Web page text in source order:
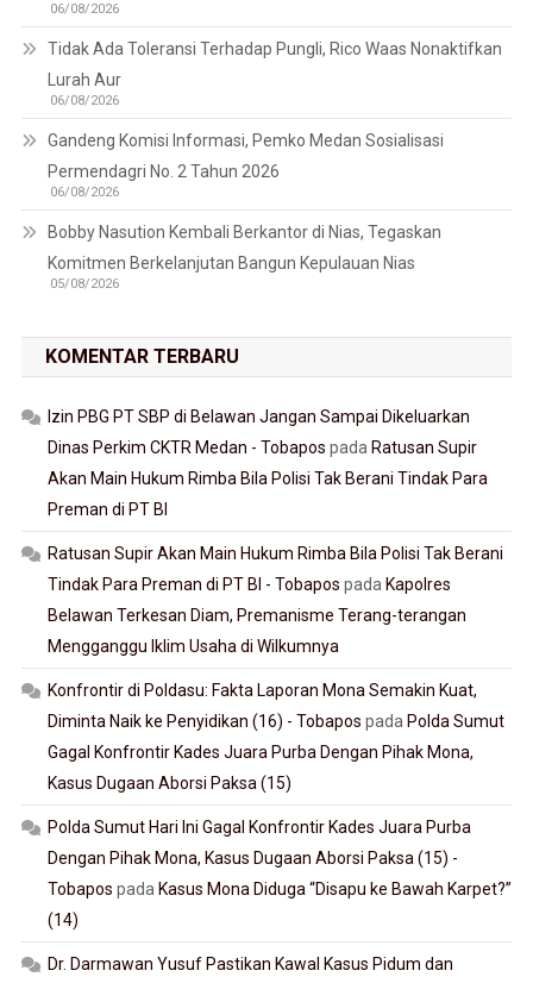
06/08/2026
Tidak Ada Toleransi Terhadap Pungli, Rico Waas Nonaktifkan
Lurah Aur
06/08/2026
Gandeng Komisi Informasi, Pemko Medan Sosialisasi
Permendagri No. 2 Tahun 2026
06/08/2026
Bobby Nasution Kembali Berkantor di Nias, Tegaskan
Komitmen Berkelanjutan Bangun Kepulauan Nias
05/08/2026
KOMENTAR TERBARU
Izin PBG PT SBP di Belawan Jangan Sampai Dikeluarkan
Dinas Perkim CKTR Medan - Tobapos pada Ratusan Supir
Akan Main Hukum Rimba Bila Polisi Tak Berani Tindak Para
Preman di PT BI
Ratusan Supir Akan Main Hukum Rimba Bila Polisi Tak Berani
Tindak Para Preman di PT BI - Tobapos pada Kapolres
Belawan Terkesan Diam, Premanisme Terang-terangan
Mengganggu Iklim Usaha di Wilkumnya
Konfrontir di Poldasu: Fakta Laporan Mona Semakin Kuat,
Diminta Naik ke Penyidikan (16) - Tobapos pada Polda Sumut
Gagal Konfrontir Kades Juara Purba Dengan Pihak Mona,
Kasus Dugaan Aborsi Paksa (15)
Polda Sumut Hari Ini Gagal Konfrontir Kades Juara Purba
Dengan Pihak Mona, Kasus Dugaan Aborsi Paksa (15) -
Tobapos pada Kasus Mona Diduga “Disapu ke Bawah Karpet?”
(14)
Dr. Darmawan Yusuf Pastikan Kawal Kasus Pidum dan